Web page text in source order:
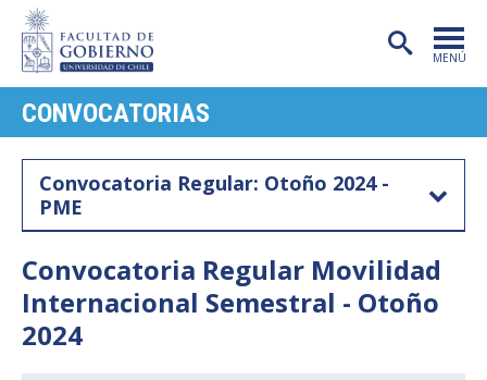
MENÚ
PORTADA
FACULTAD
INVESTIGACIÓN
CONVOCATORIAS
Convocatoria Regular: Otoño 2024 -
PME
Convocatoria Regular Movilidad
Internacional Semestral - Otoño
2024